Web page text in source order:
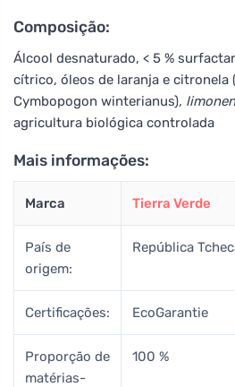
Composição:
Álcool desnaturado, < 5 %
cítrico, óleos de laranja e citronela
Cymbopogon winterianus),
agricultura biológica controlada
Mais informações:
Marca Tierra Verde
País de
origem:
República
Certificações: EcoGarantie
Proporção de
matérias-
100 %